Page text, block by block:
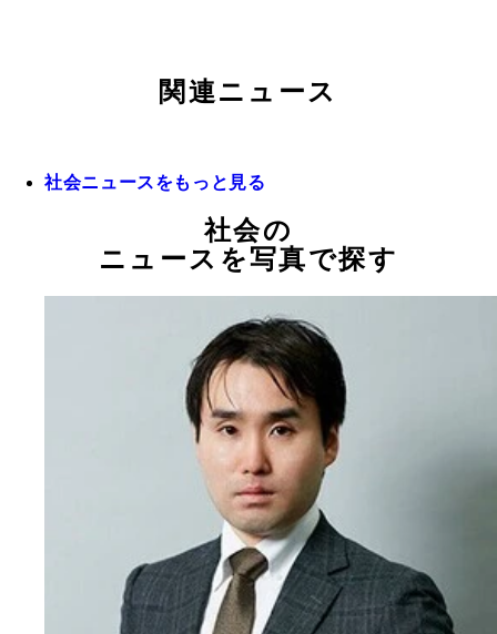
関連ニュース
社会ニュースをもっと見る
社会の
ニュースを写真で探す